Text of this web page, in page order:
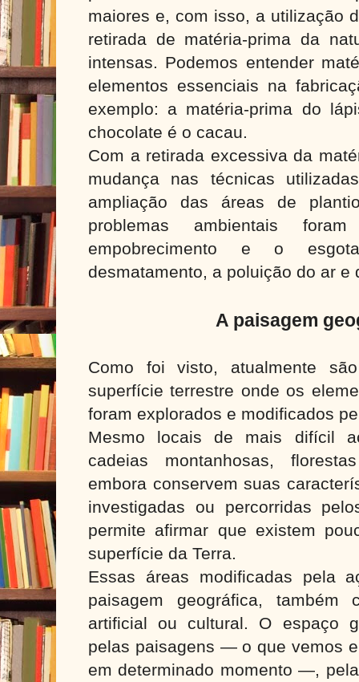
maiores e, com isso, a utilização
retirada de matéria-prima da
intensas. Podemos entender
elementos essenciais na
exemplo: a matéria-prima do
chocolate é o cacau.
Com a retirada excessiva da
mudança nas técnicas
ampliação das áreas de
problemas ambientais
empobrecimento e o
desmatamento, a poluição do ar e
A paisagem
Como foi visto, atualmente
superfície terrestre onde os
foram explorados e modificados
Mesmo locais de mais difícil
cadeias montanhosas,
embora conservem suas
investigadas ou percorridas
permite afirmar que existem
superfície da Terra.
Essas áreas modificadas pela
paisagem geográfica, também
artificial ou cultural. O espaço
pelas paisagens — o que vemos
em determinado momento —,